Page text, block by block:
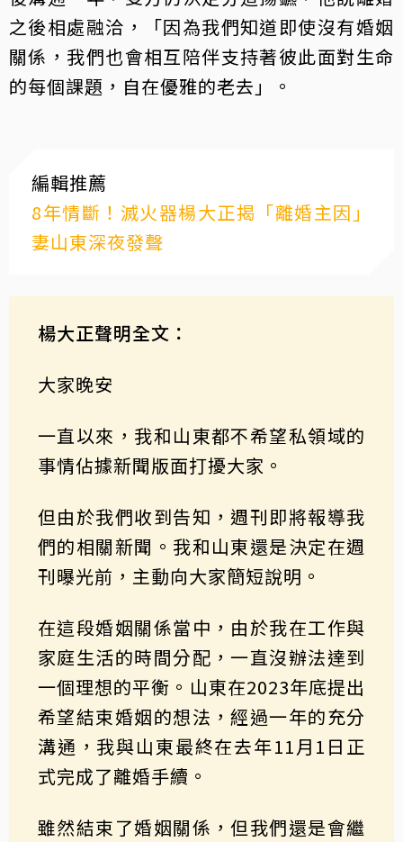
之後相處融洽，「因為我們知道即使沒有婚姻
關係，我們也會相互陪伴支持著彼此面對生命
的每個課題，自在優雅的老去」。
編輯推薦
8年情斷！滅火器楊大正揭「離婚主因」
妻山東深夜發聲
楊大正聲明全文：
大家晚安
一直以來，我和山東都不希望私領域的
事情佔據新聞版面打擾大家。
但由於我們收到告知，週刊即將報導我
們的相關新聞。我和山東還是決定在週
刊曝光前，主動向大家簡短說明。
在這段婚姻關係當中，由於我在工作與
家庭生活的時間分配，一直沒辦法達到
一個理想的平衡。山東在2023年底提出
希望結束婚姻的想法，經過一年的充分
溝通，我與山東最終在去年11月1日正
式完成了離婚手續。
雖然結束了婚姻關係，但我們還是會繼